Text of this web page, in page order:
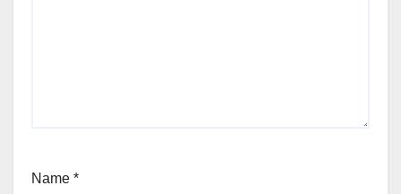
Name *